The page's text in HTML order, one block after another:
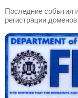
Последние события
регистрации доменов.